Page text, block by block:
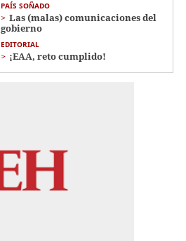
PAÍS SOÑADO
Las (malas) comunicaciones del
gobierno
EDITORIAL
¡EAA, reto cumplido!